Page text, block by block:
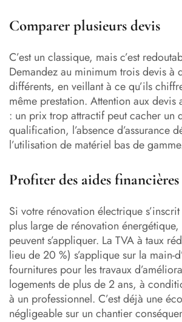
Comparer plusieurs devis
C’est un classique, mais c’est
Demandez au minimum trois devis à
différents, en veillant à ce qu’ils
même prestation. Attention aux devis
: un prix trop attractif peut cacher un
qualification, l’absence d’assurance
l’utilisation de matériel bas de
Profiter des aides financières
Si votre rénovation électrique
plus large de rénovation
peuvent s’appliquer. La TVA à taux
lieu de 20 %) s’applique sur la main-
fournitures pour les travaux
logements de plus de 2 ans, à
à un professionnel. C’est déjà une
négligeable sur un chantier